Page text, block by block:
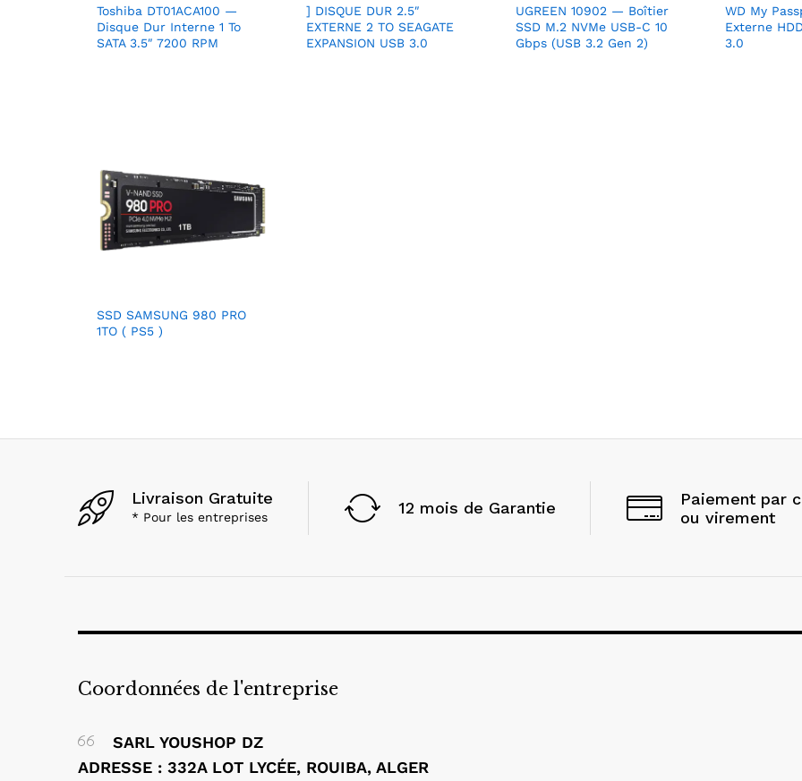
Toshiba DT01ACA100 —
Disque Dur Interne 1 To
SATA 3.5″ 7200 RPM
] DISQUE DUR 2.5″
EXTERNE 2 TO SEAGATE
EXPANSION USB 3.0
UGREEN 10902 — Boîtier
SSD M.2 NVMe USB-C 10
Gbps (USB 3.2 Gen 2)
WD My
Externe
3.0
SSD SAMSUNG 980 PRO
1TO ( PS5 )
Livraison Gratuite
* Pour les entreprises 12 mois de Garantie
Paiement par
ou virement
Coordonnées de l'entreprise
SARL YOUSHOP DZ
ADRESSE : 332A LOT LYCÉE, ROUIBA, ALGER